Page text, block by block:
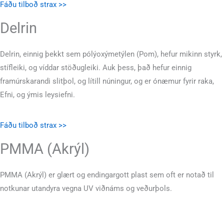
Fáðu tilboð strax >>
Delrin
Delrin, einnig þekkt sem pólýoxýmetýlen (Pom), hefur mikinn styrk,
stífleiki, og víddar stöðugleiki. Auk þess, það hefur einnig
framúrskarandi slitþol, og lítill núningur, og er ónæmur fyrir raka,
Efni, og ýmis leysiefni.
Fáðu tilboð strax >>
PMMA (Akrýl)
PMMA (Akrýl) er glært og endingargott plast sem oft er notað til
notkunar utandyra vegna UV viðnáms og veðurþols.